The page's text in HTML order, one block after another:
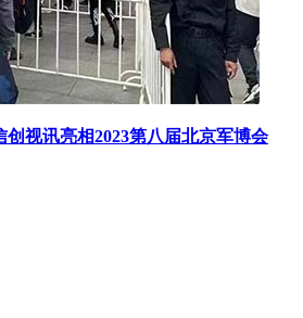
创视讯亮相2023第八届北京军博会